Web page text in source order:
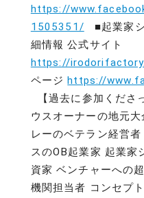
https://
1505351/ ■起業家
細情報 公式サイト
https://
ページhttps://
【過去に参加くださ
ウスオーナーの地元
レーのベテラン経営
スのOB起業家 起業家
資家 ベンチャーへの
機関担当者 コンセプ